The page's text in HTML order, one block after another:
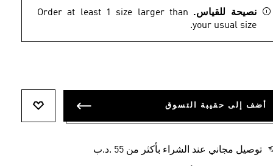
نصيحة للقياس. Order at least 1 size larger than
your usual size.
أضف إلى حقيبة التسوق
توصيل مجاني عند الشراء بأكثر من 55 .د.ب‎